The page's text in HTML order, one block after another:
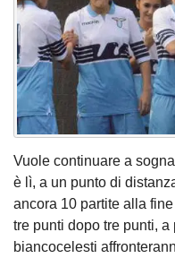
Vuole continuare a
è lì, a un punto di
ancora 10 partite alla
tre punti dopo tre punti,
biancocelesti